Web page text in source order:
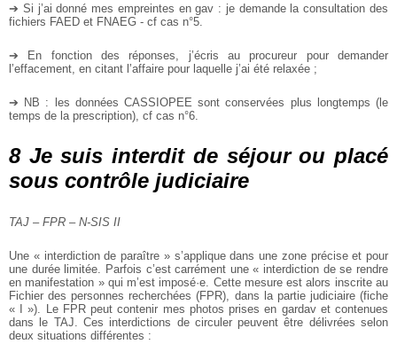
➔ Si j’ai donné mes empreintes en gav : je demande la consultation des
fichiers FAED et FNAEG - cf cas n°5.
➔ En fonction des réponses, j’écris au procureur pour demander
l’effacement, en citant l’affaire pour laquelle j’ai été relaxée ;
➔ NB : les données CASSIOPEE sont conservées plus longtemps (le
temps de la prescription), cf cas n°6.
8 Je suis interdit de séjour ou placé
sous contrôle judiciaire
TAJ – FPR – N-SIS II
Une « interdiction de paraître » s’applique dans une zone précise et pour
une durée limitée. Parfois c’est carrément une « interdiction de se rendre
en manifestation » qui m’est imposé·e. Cette mesure est alors inscrite au
Fichier des personnes recherchées (FPR), dans la partie judiciaire (fiche
« I »). Le FPR peut contenir mes photos prises en gardav et contenues
dans le TAJ. Ces interdictions de circuler peuvent être délivrées selon
deux situations différentes :